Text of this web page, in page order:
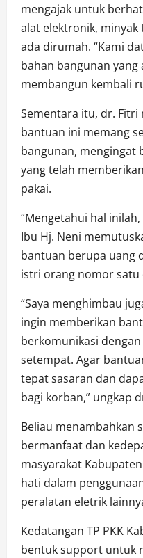
mengajak untuk
alat elektronik, minyak
ada dirumah. “Kami
bahan bangunan
membangun kembali
Sementara itu, dr. Fitri
bantuan ini memang
bangunan, mengingat
yang telah
pakai.
“Mengetahui hal
Ibu Hj. Neni
bantuan berupa uang
istri orang nomor satu
“Saya menghimbau
ingin memberikan
berkomunikasi
setempat. Agar
tepat sasaran dan
bagi korban,” ungkap
Beliau menambahkan
bermanfaat dan
masyarakat
hati dalam
peralatan eletrik
Kedatangan TP PKK
bentuk support untuk